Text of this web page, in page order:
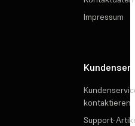
Impressum
kontaktieren
Support-